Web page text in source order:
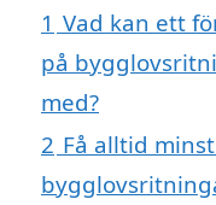
1 Vad kan ett
på
med?
2 Få alltid